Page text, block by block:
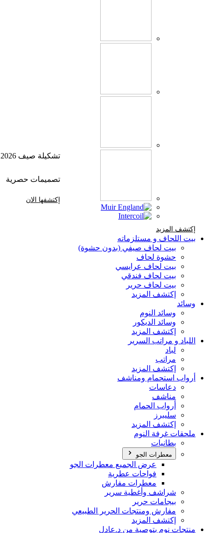
إكتشف المزيد
تشكيلة صيف 2026
تصميمات حصرية
إكتشفها الان
بيت اللحاف و مستلزماته
بيت لحاف صيفي (بدون حشوة)
حشوة لحاف
بيت لحاف عرايسي
بيت لحاف فندقي
بيت لحاف حرير
إكتشف المزيد
وسائد
وسائد النوم
وسائد الديكور
إكتشف المزيد
اللباد و مراتب السرير
لباد
مراتب
إكتشف المزيد
أرواب استحمام ومناشف
دعاسات
مناشف
أرواب الحمام
سليبرز
إكتشف المزيد
ملحقات غرفة النوم
بطانيات
معطرات الجو
عرض الجميع معطرات الجو
فواحات عطرية
معطرات مفارش
شراشف وأغطية سرير
بيجامات حرير
مفارش ومنتجات الحرير الطبيعي
إكتشف المزيد
منتجات نوم بتوصية من د.عادل